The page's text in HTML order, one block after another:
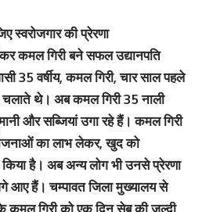
स्वरोजगार की प्रेरणा
कमल गिरी बने सफल उद्यानपति
35 वर्षीय, कमल गिरी, चार साल पहले
चलाते थे। अब कमल गिरी 35 नाली
और सब्जियां उगा रहे हैं। कमल गिरी
का लाभ लेकर, खुद को
किया है। अब अन्य लोग भी उनसे प्रेरणा
आए हैं। चम्पावत जिला मुख्यालय से
कमल गिरी को एक दिन सेब की जल्दी